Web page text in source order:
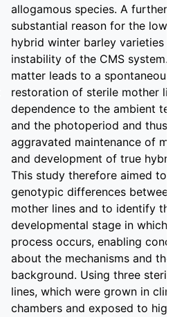
allogamous species. A further
substantial reason for the low
hybrid winter barley varieties
instability of the CMS system.
matter leads to a
restoration of sterile mother
dependence to the ambient
and the photoperiod and thus
aggravated maintenance of
and development of true
This study therefore aimed to
genotypic differences
mother lines and to identify the
developmental stage in which
process occurs, enabling
about the mechanisms and
background. Using three
lines, which were grown in
chambers and exposed to